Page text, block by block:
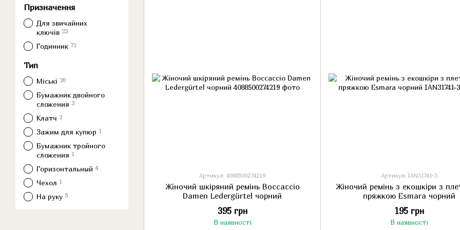
Артикул: 4088500274219
Жіночий шкіряний ремінь Boccaccio
Damen Ledergürtel чорний
395 грн
В наявності
Артикул: IAN31741-3
Жіночий ремінь з екошкіри з
пряжкою Esmara чорний
195 грн
В наявності
Призначення
Для звичайних
ключів 23
Годинник 71
Тип
Міські 20
Бумажник двойного
сложения 3
Клатч 2
Зажим для купюр 1
Бумажник тройного
сложения 1
Горизонтальный 4
Чехол 1
На руку 5